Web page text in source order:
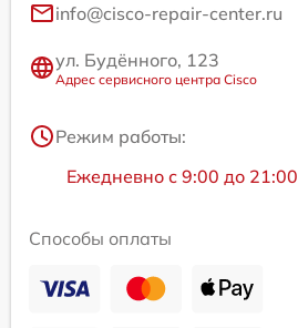
info@cisco-repair-center.ru
ул. Будённого, 123
Адрес сервисного центра Cisco
Режим работы:
Ежедневно с 9:00 до 21:00
Способы оплаты